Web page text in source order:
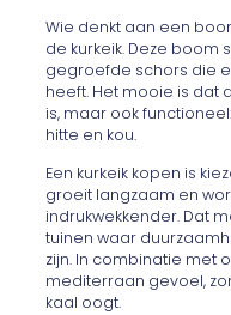
Wie denkt aan een
de kurkeik. Deze boom
gegroefde schors die
heeft. Het mooie is dat
is, maar ook
hitte en kou.
Een kurkeik kopen is
groeit langzaam en
indrukwekkender. Dat
tuinen waar
zijn. In combinatie met
mediterraan gevoel,
kaal oogt.